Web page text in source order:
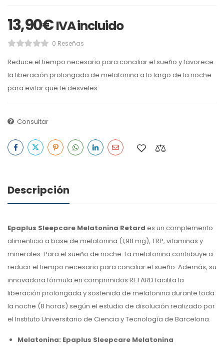
13,90€ IVA incluido
0 Reseñas
Reduce el tiempo necesario para conciliar el sueño y favorece
la liberación prolongada de melatonina a lo largo de la noche
para evitar que te desveles.
Consultar
Descripción
Epaplus Sleepcare Melatonina Retard es un complemento
alimenticio a base de melatonina (1,98 mg), TRP, vitaminas y
minerales. Para el sueño de noche. La melatonina contribuye a
reducir el tiempo necesario para conciliar el sueño. Además, su
innovadora fórmula en comprimidos RETARD facilita la
liberación prolongada y sostenida de melatonina durante toda
la noche (8 horas) según el estudio de disolución realizado por
el Instituto Universitario de Ciencia y Tecnología de Barcelona.
Melatonina: Epaplus Sleepcare Melatonina